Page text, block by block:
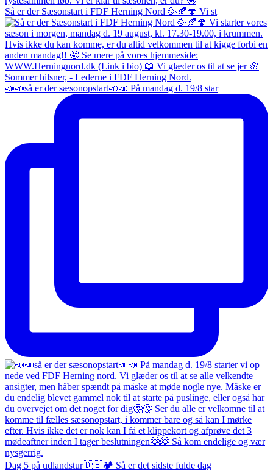
Så er der Sæsonstart i FDF Herning Nord 🥳🍂🍄 Vi st
📣📣så er der sæsonopstart📣📣 På mandag d. 19/8 star
Dag 5 på udlandstur🇩🇪🏕️ Så er det sidste fulde dag